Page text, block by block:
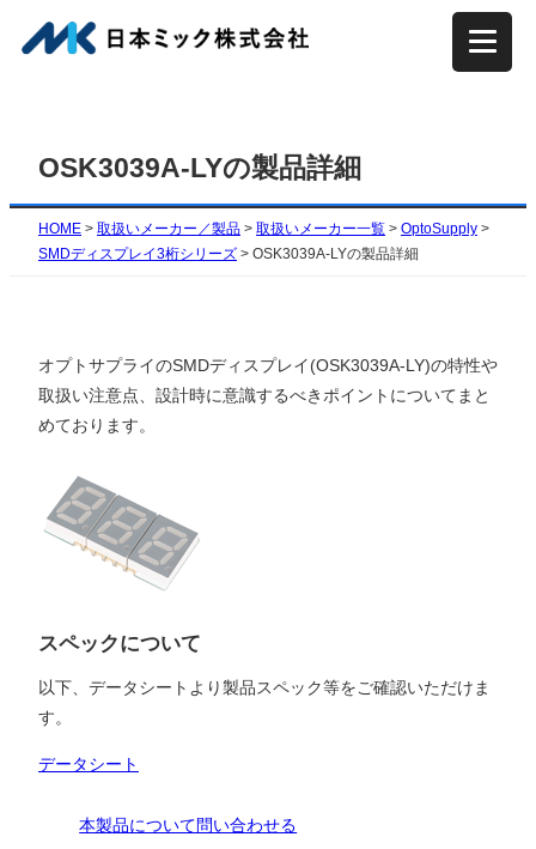
容
プ
OSK3039A-LYの製品詳細
HOME > 取扱いメーカー／製品 > 取扱いメーカー一覧 > OptoSupply >
SMDディスプレイ3桁シリーズ > OSK3039A-LYの製品詳細
オプトサプライのSMDディスプレイ(OSK3039A-LY)の特性や
取扱い注意点、設計時に意識するべきポイントについてまと
めております。
スペックについて
以下、データシートより製品スペック等をご確認いただけま
す。
データシート
本製品について問い合わせる